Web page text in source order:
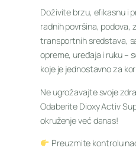
Doživite brzu, efikasnu i
radnih površina, podova,
transportnih sredstava,
opreme, uređaja i ruku –
koje je jednostavno za
Ne ugrožavajte svoje
Odaberite Dioxy Activ
okruženje već danas!
Preuzmite kontrolu